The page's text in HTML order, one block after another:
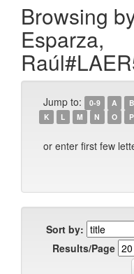
Browsing
Esparza,
Jump to: 0-9 A B
K
L M N O P
or enter first few
Sort by:
Results/Page